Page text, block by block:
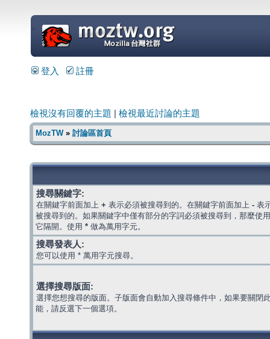
=
登入 註冊
檢視沒有回覆的主題 檢視最近討論的主題
MozTW» 討論區首頁
搜尋關鍵字:
在關鍵字前面加上 + 表示必須被搜尋到的。在關鍵字前面加上 - 表
被搜尋到的。如果關鍵字中僅有部分的字詞必須被搜尋到，那麼使
它隔開。使用 * 做為萬用字元。
搜尋發表人:
您可以使用 * 萬用字元搜尋。
選擇搜尋版面:
選擇您想搜尋的版面。子版面會自動加入搜尋條件中，如果要關閉
能，請反選下一個選項。